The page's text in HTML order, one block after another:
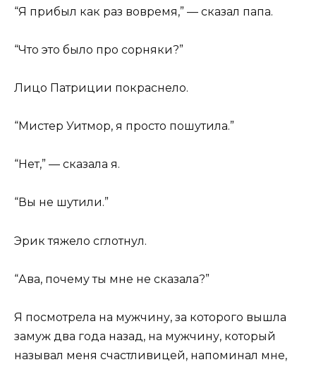
“Я прибыл как раз вовремя,” — сказал папа.
“Что это было про сорняки?”
Лицо Патриции покраснело.
“Мистер Уитмор, я просто пошутила.”
“Нет,” — сказала я.
“Вы не шутили.”
Эрик тяжело сглотнул.
“Ава, почему ты мне не сказала?”
Я посмотрела на мужчину, за которого вышла
замуж два года назад, на мужчину, который
называл меня счастливицей, напоминал мне,